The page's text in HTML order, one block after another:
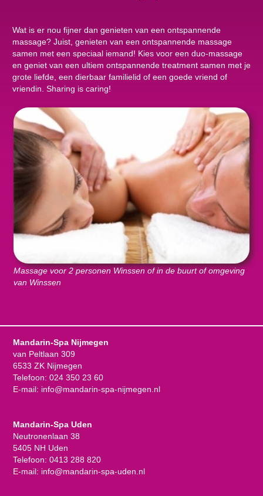
Wat is er nou fijner dan genieten van een ontspannende
massage? Juist, genieten van een ontspannende massage
samen met een speciaal iemand! Kies voor een duo-massage
en geniet van een ultiem ontspannende treatment samen met je
grote liefde, een dierbaar familielid of een goede vriend of
vriendin. Sharing is caring!
Massage voor 2 personen Winssen of in de buurt of omgeving
van Winssen
Mandarin-Spa Nijmegen
van Peltlaan 309
6533 ZK Nijmegen
Telefoon: 024 350 23 60
E-mail: info@mandarin-spa-nijmegen.nl
Mandarin-Spa Uden
Neutronenlaan 38
5405 NH Uden
Telefoon: 0413 288 820
E-mail: info@mandarin-spa-uden.nl